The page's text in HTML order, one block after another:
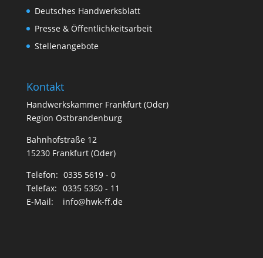
Deutsches Handwerksblatt
Presse & Öffentlichkeitsarbeit
Stellenangebote
Kontakt
Handwerkskammer Frankfurt (Oder)
Region Ostbrandenburg
Bahnhofstraße 12
15230 Frankfurt (Oder)
Telefon: 0335 5619 - 0
Telefax: 0335 5350 - 11
E-Mail:
info@hwk-ff.de